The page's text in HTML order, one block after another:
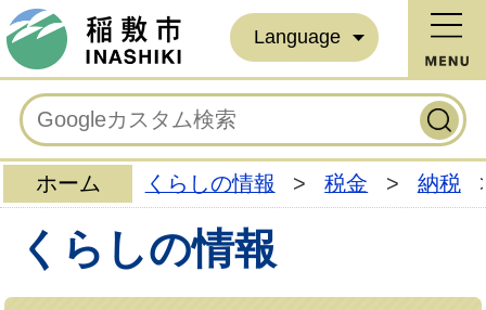
Language
ホーム くらしの情報 > 税金 > 納税
くらしの情報